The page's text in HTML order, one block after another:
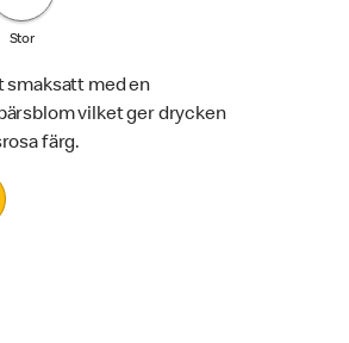
Stor
smaksatt med en
vilket ger drycken
färg.